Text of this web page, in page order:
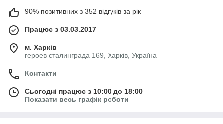
90% позитивних з 352 відгуків за рік
Працює з 03.03.2017
м. Харків
героев сталинграда 169, Харків, Україна
Контакти
Сьогодні працює з 10:00 до 18:00
Показати весь графік роботи